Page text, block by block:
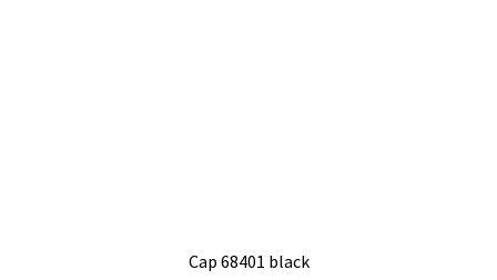
Cap 68401 black